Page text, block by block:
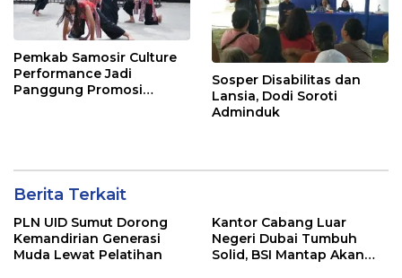
Pemkab Samosir Culture
Performance Jadi
Panggung Promosi
Sosper Disabilitas dan
Lansia, Dodi Soroti
Adminduk
Berita Terkait
PLN UID Sumut Dorong
Kemandirian Generasi
Muda Lewat Pelatihan
Kantor Cabang Luar
Negeri Dubai Tumbuh
Solid, BSI Mantap Akan